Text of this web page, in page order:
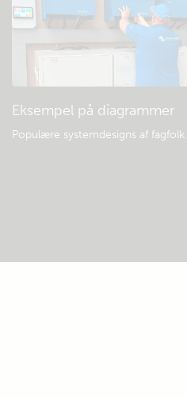
Eksempel på diagrammer
Populære systemdesigns af fagfolk.